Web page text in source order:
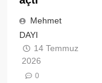
Mehmet
DAYI
14 Temmuz
2026
0